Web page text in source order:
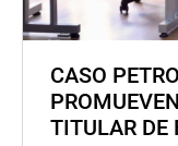
CASO
TITULAR DE